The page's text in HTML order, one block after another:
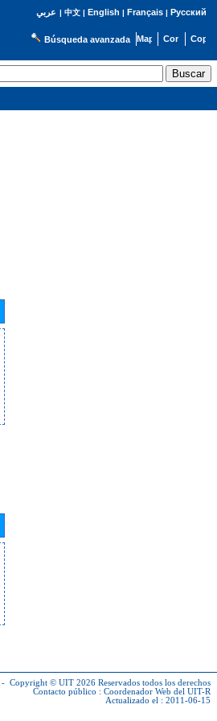
عربي | 中文| English | Français| Русский
Búsqueda avanzada
- Copyright © UIT 2026 Reservados todos los derechos
Contacto público : Coordenador Web del UIT-R
Actualizado el : 2011-06-15